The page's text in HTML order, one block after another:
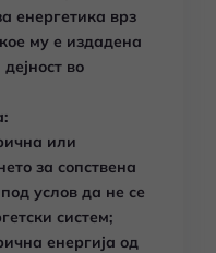
енергетика врз
му е издадена
во
или
за сопствена
услов да не се
систем;
енергија од